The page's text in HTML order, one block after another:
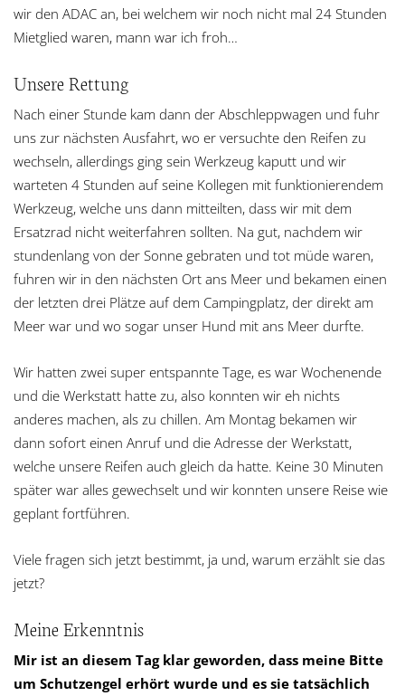
wir den ADAC an, bei welchem wir noch nicht mal 24 Stunden
Mietglied waren, mann war ich froh…
Unsere Rettung
Nach einer Stunde kam dann der Abschleppwagen und fuhr
uns zur nächsten Ausfahrt, wo er versuchte den Reifen zu
wechseln, allerdings ging sein Werkzeug kaputt und wir
warteten 4 Stunden auf seine Kollegen mit funktionierendem
Werkzeug, welche uns dann mitteilten, dass wir mit dem
Ersatzrad nicht weiterfahren sollten. Na gut, nachdem wir
stundenlang von der Sonne gebraten und tot müde waren,
fuhren wir in den nächsten Ort ans Meer und bekamen einen
der letzten drei Plätze auf dem Campingplatz, der direkt am
Meer war und wo sogar unser Hund mit ans Meer durfte.
Wir hatten zwei super entspannte Tage, es war Wochenende
und die Werkstatt hatte zu, also konnten wir eh nichts
anderes machen, als zu chillen. Am Montag bekamen wir
dann sofort einen Anruf und die Adresse der Werkstatt,
welche unsere Reifen auch gleich da hatte. Keine 30 Minuten
später war alles gewechselt und wir konnten unsere Reise wie
geplant fortführen.
Viele fragen sich jetzt bestimmt, ja und, warum erzählt sie das
jetzt?
Meine Erkenntnis
Mir ist an diesem Tag klar geworden, dass meine Bitte
um Schutzengel erhört wurde und es sie tatsächlich